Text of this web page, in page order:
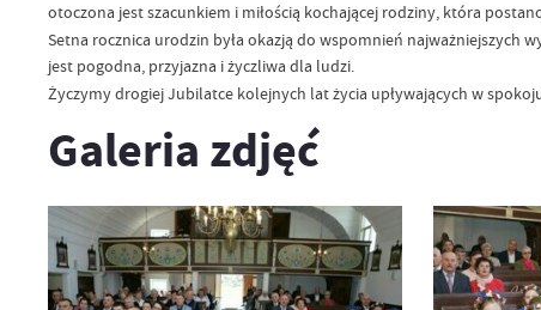
otoczona jest szacunkiem i miłością kochającej rodziny, która
Setna rocznica urodzin była okazją do wspomnień najważniejszych
jest pogodna, przyjazna i życzliwa dla ludzi.
Życzymy drogiej Jubilatce kolejnych lat życia upływających w
Galeria zdjęć